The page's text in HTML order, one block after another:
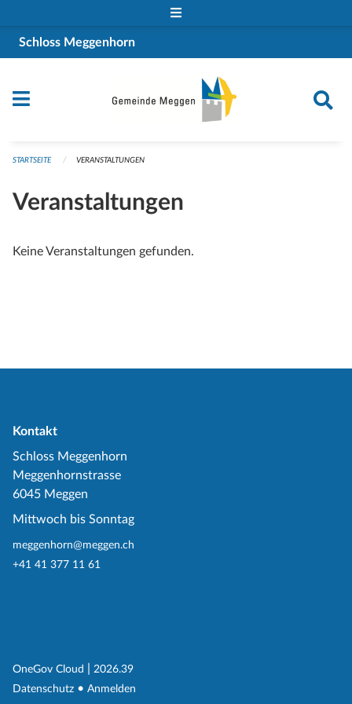
Schloss Meggenhorn
STARTSEITE VERANSTALTUNGEN
Veranstaltungen
Keine Veranstaltungen gefunden.
Kontakt
Schloss Meggenhorn
Meggenhornstrasse
6045 Meggen
Mittwoch bis Sonntag
meggenhorn@meggen.ch
+41 41 377 11 61
OneGov Cloud (External Link)
2026.39
Datenschutz (External Link)
Anmelden